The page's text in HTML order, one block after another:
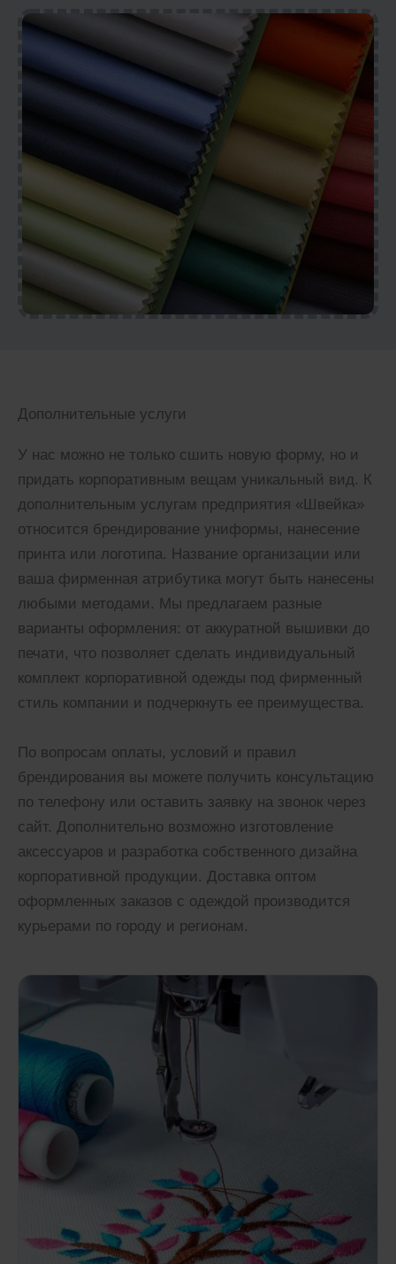
Дополнительные услуги
У нас можно не только сшить новую форму, но и
придать корпоративным вещам уникальный вид. К
дополнительным услугам предприятия «Швейка»
относится брендирование униформы, нанесение
принта или логотипа. Название организации или
ваша фирменная атрибутика могут быть нанесены
любыми методами. Мы предлагаем разные
варианты оформления: от аккуратной вышивки до
печати, что позволяет сделать индивидуальный
комплект корпоративной одежды под фирменный
стиль компании и подчеркнуть ее преимущества.
По вопросам оплаты, условий и правил
брендирования вы можете получить консультацию
по телефону или оставить заявку на звонок через
сайт. Дополнительно возможно изготовление
аксессуаров и разработка собственного дизайна
корпоративной продукции. Доставка оптом
оформленных заказов с одеждой производится
курьерами по городу и регионам.